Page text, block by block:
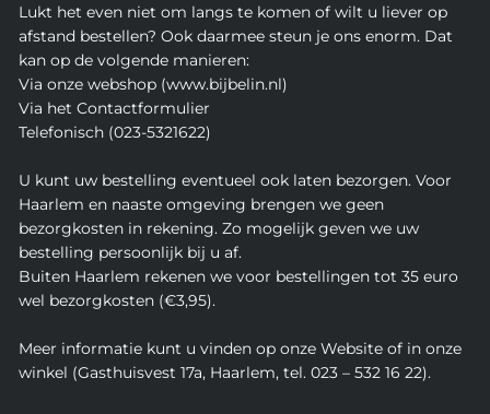
Lukt het even niet om langs te komen of wilt u liever op
afstand bestellen? Ook daarmee steun je ons enorm. Dat
kan op de volgende manieren:
Via onze webshop (www.bijbelin.nl)
Via het Contactformulier
Telefonisch (023-5321622)
U kunt uw bestelling eventueel ook laten bezorgen. Voor
Haarlem en naaste omgeving brengen we geen
bezorgkosten in rekening. Zo mogelijk geven we uw
bestelling persoonlijk bij u af.
Buiten Haarlem rekenen we voor bestellingen tot 35 euro
wel bezorgkosten (€3,95).
Meer informatie kunt u vinden op onze Website of in onze
winkel (Gasthuisvest 17a, Haarlem, tel. 023 – 532 16 22).